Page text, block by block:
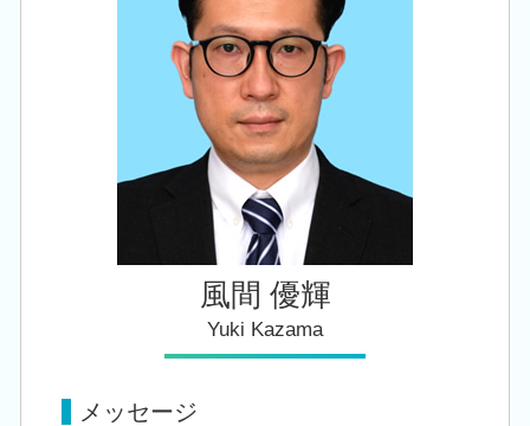
住宅取得等資金 贈与
自社株 事業承継
相続 税理士 相談 新発田市
会社設立 税理士 相談 新潟市中央区
相続 税理士 相談 新潟市南区
税務顧問 税理士 相談 三条市
相続 税理士 相談 聖籠町
風間 優輝
Yuki Kazama
メッセージ